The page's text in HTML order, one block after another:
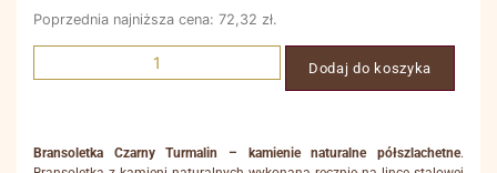
Poprzednia najniższa cena: 72,32 zł.
Dodaj do koszyka
Bransoletka Czarny Turmalin – kamienie naturalne półszlachetne.